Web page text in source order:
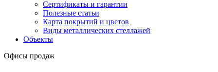
Сертификаты и гарантии
Полезные статьи
Карта покрытий и цветов
Виды металлических стеллажей
Объекты
Офисы продаж